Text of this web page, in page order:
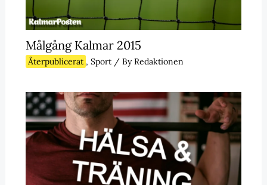
Målgång Kalmar 2015
Återpublicerat , Sport/ ByRedaktionen